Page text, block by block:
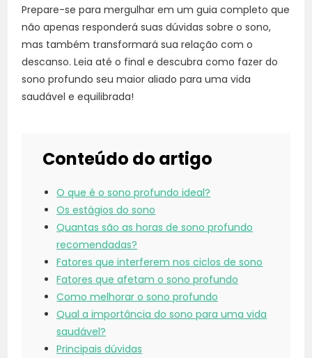
Prepare-se para mergulhar em um guia completo que
não apenas responderá suas dúvidas sobre o sono,
mas também transformará sua relação com o
descanso. Leia até o final e descubra como fazer do
sono profundo seu maior aliado para uma vida
saudável e equilibrada!
Conteúdo do artigo
O que é o sono profundo ideal?
Os estágios do sono
Quantas são as horas de sono profundo
recomendadas?
Fatores que interferem nos ciclos de sono
Fatores que afetam o sono profundo
Como melhorar o sono profundo
Qual a importância do sono para uma vida
saudável?
Principais dúvidas